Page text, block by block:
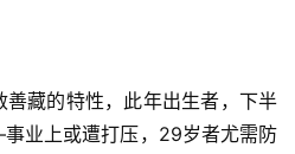
善藏的特性，此年出生者，下半
业上或遭打压，29岁者尤需防